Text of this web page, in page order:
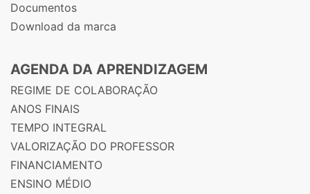
Documentos
Download da marca
AGENDA DA APRENDIZAGEM
REGIME DE COLABORAÇÃO
ANOS FINAIS
TEMPO INTEGRAL
VALORIZAÇÃO DO PROFESSOR
FINANCIAMENTO
ENSINO MÉDIO